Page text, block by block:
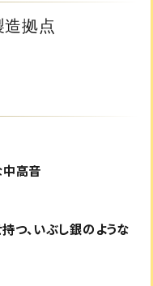
拠点
中高音
つ、いぶし銀のような